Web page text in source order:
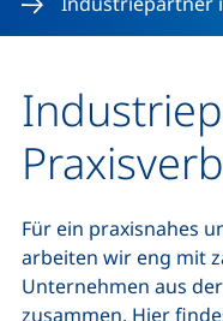
Für ein praxisnahes
arbeiten wir eng mit
Unternehmen aus
zusammen. Hier